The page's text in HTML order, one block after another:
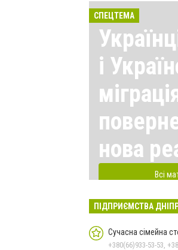
СПЕЦТЕМА
і
нова
Всі
ПІДПРИЄМСТВА
Сучасна сімейна
+380(66)933-53-53,